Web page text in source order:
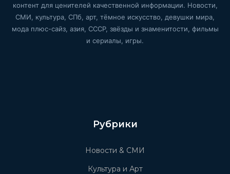
контент для ценителей качественной информации. Новости,
СМИ, культура, СПб, арт, тёмное искусство, девушки мира,
мода плюс-сайз, азия, СССР, звёзды и знаменитости, фильмы
и сериалы, игры.
Рубрики
Новости & СМИ
Культура и Арт